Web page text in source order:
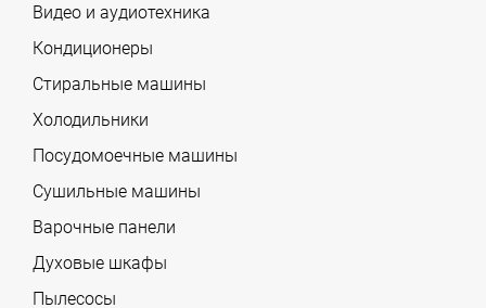
Видео и аудиотехника
Кондиционеры
Стиральные машины
Холодильники
Посудомоечные машины
Сушильные машины
Варочные панели
Духовые шкафы
Пылесосы